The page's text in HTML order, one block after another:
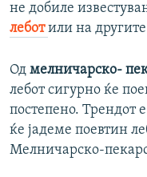
не добиле
леботили на
Од мелничарско-
лебот сигурно ќе
постепено. Трендот
ќе јадеме поевтин
Мелничарско-